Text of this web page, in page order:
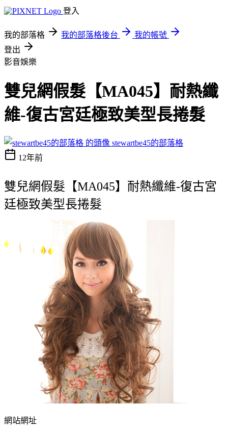
登入
我的部落格 我的部落格後台
我的帳號
登出
影音娛樂
雙兒網假髮【MA045】耐熱纖
維-復古宮廷極致美型長捲髮
stewartbe45的部落格
12年前
雙兒網假髮【MA045】耐熱纖維-復古宮
廷極致美型長捲髮
網站網址